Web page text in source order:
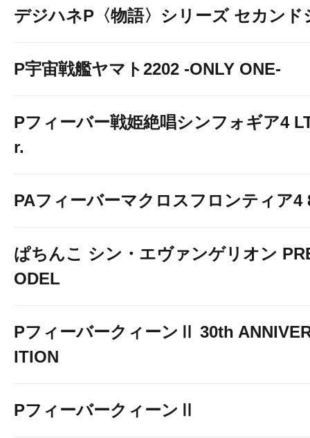
デジハネP〈物語〉シリーズ セカンド
P宇宙戦艦ヤマト2202 -ONLY ONE-
Pフィーバー戦姫絶唱シンフォギア4
r.
PAフィーバーマクロスフロンティア4
ぱちんこ シン・エヴァンゲリオン
ODEL
PフィーバークィーンⅡ 30th
ITION
PフィーバークィーンⅡ